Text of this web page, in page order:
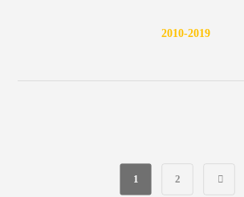
2010-2019
1 2